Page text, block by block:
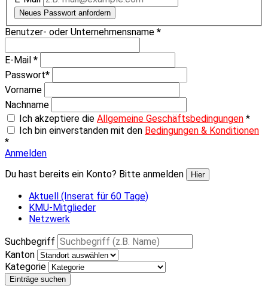
Neues Passwort anfordern
Benutzer- oder Unternehmensname *
E-Mail *
Passwort*
Vorname
Nachname
Ich akzeptiere die Allgemeine Geschäftsbedingungen *
Ich bin einverstanden mit den Bedingungen & Konditionen
*
Anmelden
Du hast bereits ein Konto? Bitte anmelden
Hier
Aktuell (Inserat für 60 Tage)
KMU-Mitglieder
Netzwerk
Suchbegriff
Kanton
Kategorie
Einträge suchen